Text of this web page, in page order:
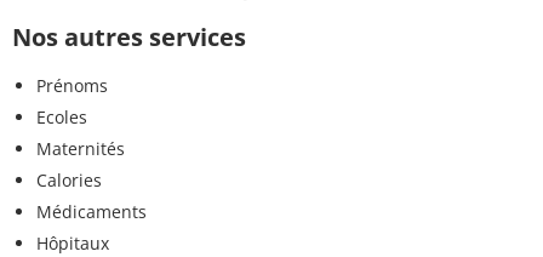
Nos autres services
Prénoms
Ecoles
Maternités
Calories
Médicaments
Hôpitaux